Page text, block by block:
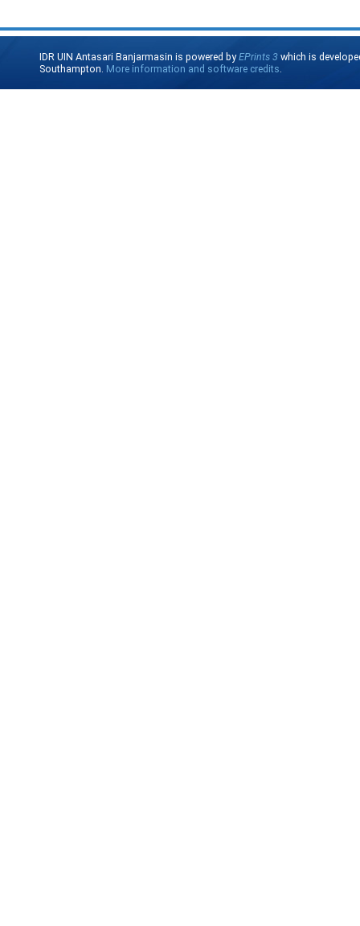
IDR UIN Antasari Banjarmasin is powered byEPrints 3 which is
Southampton. More information and software credits.